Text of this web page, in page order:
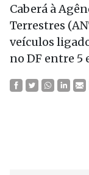
Caberá à
Terrestres
veículos
no DF entre 5